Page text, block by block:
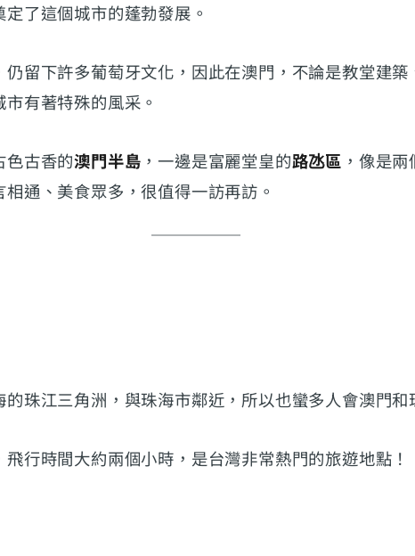
了這個城市的蓬勃發展。
留下許多葡萄牙文化，因此在澳門，不論是教堂建
有著特殊的風采。
色古香的澳門半島 ，一邊是富麗堂皇的路氹區 ，像是
通、美食眾多，很值得一訪再訪。
珠江三角洲，與珠海市鄰近，所以也蠻多人會澳門和
行時間大約兩個小時，是台灣非常熱門的旅遊地點！